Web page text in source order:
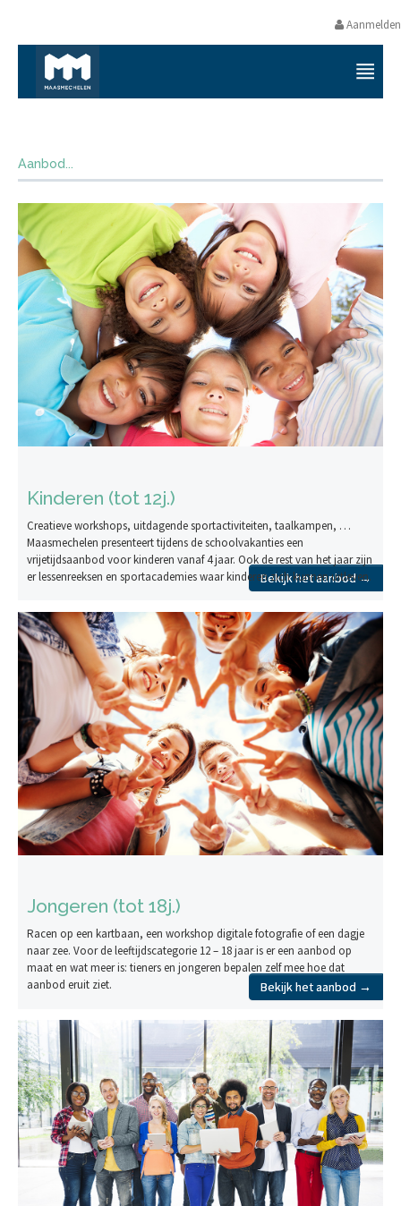
Aanmelden
Aanbod...
Kinderen (tot 12j.)
Creatieve workshops, uitdagende sportactiviteiten, taalkampen, …
Maasmechelen presenteert tijdens de schoolvakanties een
vrijetijdsaanbod voor kinderen vanaf 4 jaar. Ook de rest van het jaar zijn
er lessenreeksen en sportacademies waar kinderen zich kunnen uitleven.
Bekijk het aanbod →
Jongeren (tot 18j.)
Racen op een kartbaan, een workshop digitale fotografie of een dagje
naar zee. Voor de leeftijdscategorie 12 – 18 jaar is er een aanbod op
maat en wat meer is: tieners en jongeren bepalen zelf mee hoe dat
aanbod eruit ziet.
Bekijk het aanbod →